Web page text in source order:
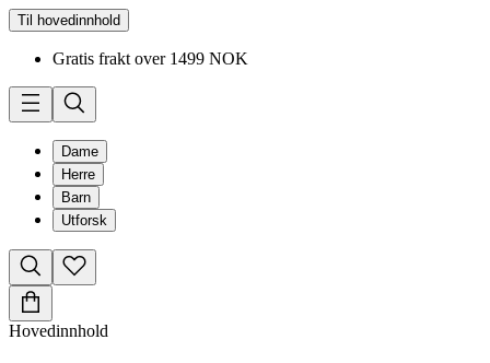
Til hovedinnhold
Gratis frakt over 1499 NOK
Dame
Herre
Barn
Utforsk
Hovedinnhold